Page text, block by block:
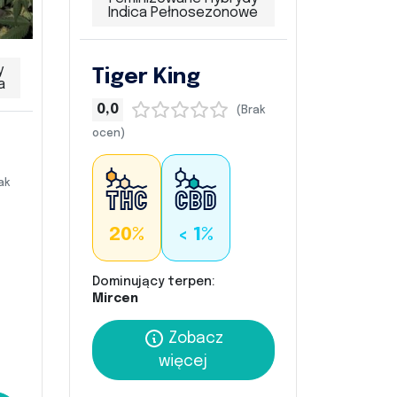
Indica Pełnosezonowe
Tiger King
0,0
(Brak
ocen)
20% < 1%
Dominujący terpen:
Mircen
Zobacz
więcej